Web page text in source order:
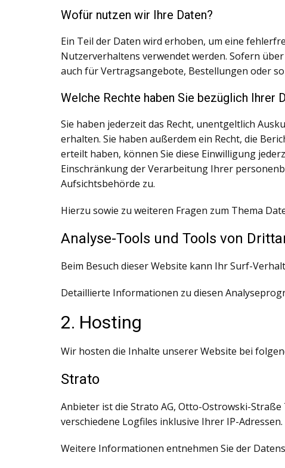
Wofür nutzen wir Ihre Daten?
Ein Teil der Daten wird erhoben, um eine
Nutzerverhaltens verwendet werden. Sofern
auch für Vertragsangebote, Bestellungen oder
Welche Rechte haben Sie bezüglich Ihrer
Sie haben jederzeit das Recht, unentgeltlich
erhalten. Sie haben außerdem ein Recht, die
erteilt haben, können Sie diese Einwilligung
Einschränkung der Verarbeitung Ihrer
Aufsichtsbehörde zu.
Hierzu sowie zu weiteren Fragen zum Thema
Analyse-Tools und Tools von
Beim Besuch dieser Website kann Ihr Surf-
Detaillierte Informationen zu diesen
2. Hosting
Wir hosten die Inhalte unserer Website bei
Strato
Anbieter ist die Strato AG, Otto-Ostrowski-Straße
verschiedene Logfiles inklusive Ihrer IP-Adressen.
Weitere Informationen entnehmen Sie der